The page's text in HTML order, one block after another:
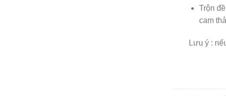
Trộn
cam
Lưu ý :